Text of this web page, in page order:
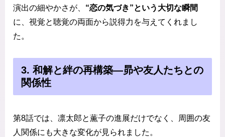
演出の細やかさが、 “恋の気づき”という大切な瞬間
に、視覚と聴覚の両面から説得力を与えてくれまし
た。
3. 和解と絆の再構築—昴や友人たちとの
関係性
第8話では、凛太郎と薫子の進展だけでなく、周囲の友
人関係にも大きな変化が見られました。